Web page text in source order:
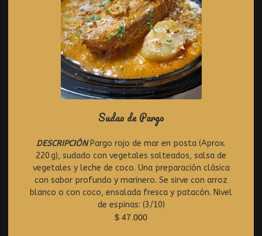
Sudao de Pargo
R
a
t
e
u
DESCRIPCIÓNPargo rojo de mar en posta (Aprox.
220 g), sudado con vegetales salteados, salsa de
vegetales y leche de coco. Una preparación clásica
con sabor profundo y marinero. Se sirve con arroz
blanco o con coco, ensalada fresca y patacón. Nivel
de espinas: (3/10)
$ 47.000